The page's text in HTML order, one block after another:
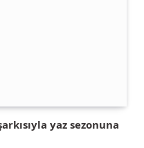
yaz sezonuna